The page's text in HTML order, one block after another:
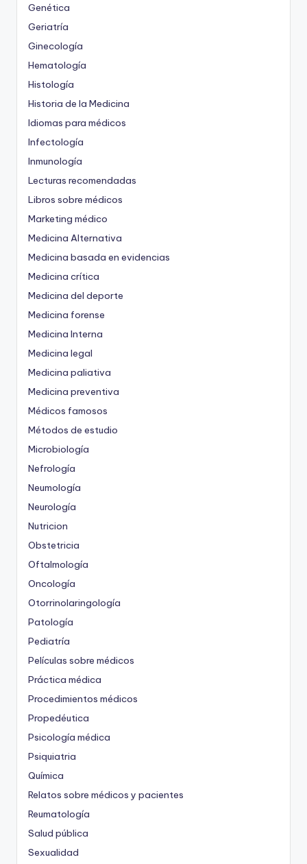
Genética
Geriatría
Ginecología
Hematología
Histología
Historia de la Medicina
Idiomas para médicos
Infectología
Inmunología
Lecturas recomendadas
Libros sobre médicos
Marketing médico
Medicina Alternativa
Medicina basada en evidencias
Medicina crítica
Medicina del deporte
Medicina forense
Medicina Interna
Medicina legal
Medicina paliativa
Medicina preventiva
Médicos famosos
Métodos de estudio
Microbiología
Nefrología
Neumología
Neurología
Nutricion
Obstetricia
Oftalmología
Oncología
Otorrinolaringología
Patología
Pediatría
Películas sobre médicos
Práctica médica
Procedimientos médicos
Propedéutica
Psicología médica
Psiquiatria
Química
Relatos sobre médicos y pacientes
Reumatología
Salud pública
Sexualidad